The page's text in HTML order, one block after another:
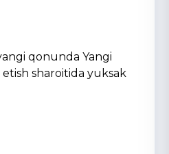
yangi qonunda Yangi
sharoitida yuksak